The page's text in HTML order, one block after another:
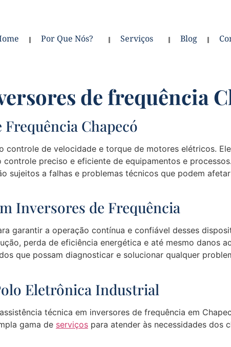
Por Que Nós? Serviços Blog
de frequência
Chapecó
controle de velocidade e torque de motores elétricos.
preciso e eficiente de equipamentos e
sujeitos a falhas e problemas técnicos que podem
Inversores de Frequência
garantir a operação contínua e confiável desses
perda de eficiência energética e até mesmo danos
que possam diagnosticar e solucionar qualquer
Eletrônica Industrial
técnica em inversores de frequência em
gama de serviços para atender às necessidades dos